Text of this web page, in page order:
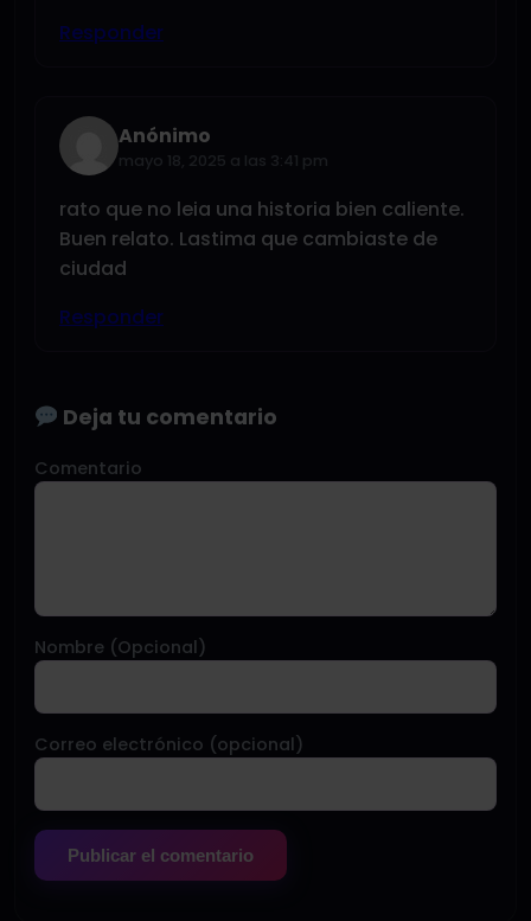
Responder
Anónimo
mayo 18, 2025 a las 3:41 pm
rato que no leia una historia bien caliente.
Buen relato. Lastima que cambiaste de
ciudad
Responder
Deja tu comentario
Comentario
Nombre (Opcional)
Correo electrónico (opcional)